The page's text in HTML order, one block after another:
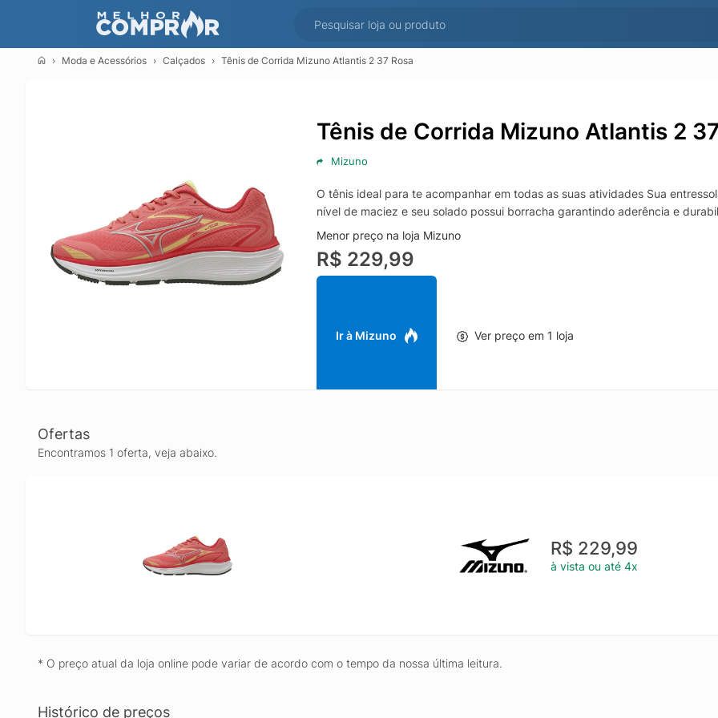
Moda e Acessórios Calçados Tênis de Corrida Mizuno Atlantis 2 37 Rosa
Tênis de Corrida Mizuno Atlantis 2
Mizuno
O tênis ideal para te acompanhar em todas as suas atividades Sua
nível de maciez e seu solado possui borracha garantindo aderência e
Menor preço na loja Mizuno
R$ 229,99
Ir à Mizuno Ver preço em 1 loja
Ofertas
Encontramos 1 oferta, veja abaixo.
R$ 229,99
à vista ou até 4x
* O preço atual da loja online pode variar de acordo com o tempo da nossa última leitura.
Histórico de preços